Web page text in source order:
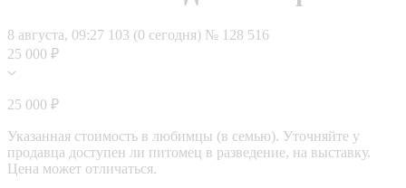
8 августа, 09:27 103 (0 сегодня) № 128 516
25 000 ₽
25 000 ₽
Указанная стоимость в любимцы (в семью). Уточняйте у
продавца доступен ли питомец в разведение, на выставку.
Цена может отличаться.